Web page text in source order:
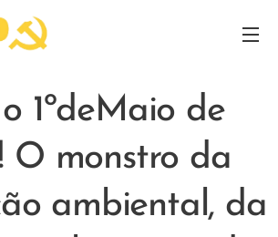
1ºdeMaio de
O monstro da
ambiental, da